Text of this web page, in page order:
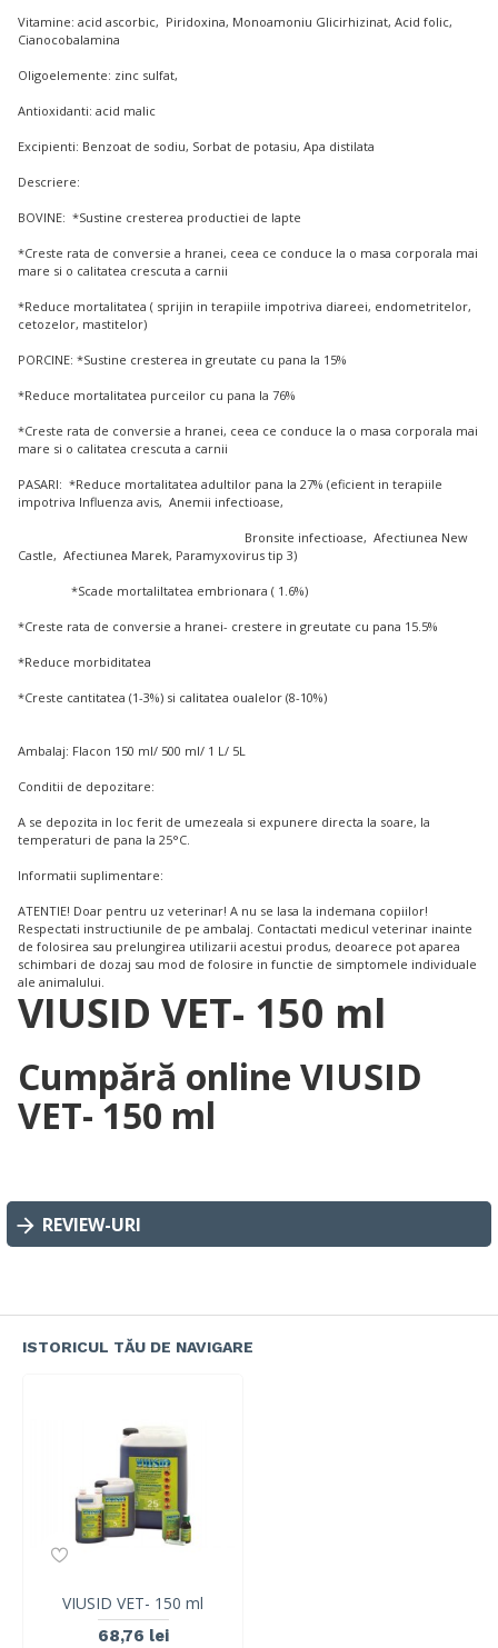
Vitamine: acid ascorbic, Piridoxina, Monoamoniu Glicirhizinat, Acid folic,
Cianocobalamina
Oligoelemente: zinc sulfat,
Antioxidanti: acid malic
Excipienti: Benzoat de sodiu, Sorbat de potasiu, Apa distilata
Descriere:
BOVINE: *Sustine cresterea productiei de lapte
*Creste rata de conversie a hranei, ceea ce conduce la o masa corporala mai
mare si o calitatea crescuta a carnii
*Reduce mortalitatea ( sprijin in terapiile impotriva diareei, endometritelor,
cetozelor, mastitelor)
PORCINE: *Sustine cresterea in greutate cu pana la 15%
*Reduce mortalitatea purceilor cu pana la 76%
*Creste rata de conversie a hranei, ceea ce conduce la o masa corporala mai
mare si o calitatea crescuta a carnii
PASARI: *Reduce mortalitatea adultilor pana la 27% (eficient in terapiile
impotriva Influenza avis, Anemii infectioase,
Bronsite infectioase, Afectiunea New
Castle, Afectiunea Marek, Paramyxovirus tip 3)
*Scade mortaliltatea embrionara ( 1.6%)
*Creste rata de conversie a hranei- crestere in greutate cu pana 15.5%
*Reduce morbiditatea
*Creste cantitatea (1-3%) si calitatea oualelor (8-10%)
Ambalaj: Flacon 150 ml/ 500 ml/ 1 L/ 5L
Conditii de depozitare:
A se depozita in loc ferit de umezeala si expunere directa la soare, la
temperaturi de pana la 25°C.
Informatii suplimentare:
ATENTIE! Doar pentru uz veterinar! A nu se lasa la indemana copiilor!
Respectati instructiunile de pe ambalaj. Contactati medicul veterinar inainte
de folosirea sau prelungirea utilizarii acestui produs, deoarece pot aparea
schimbari de dozaj sau mod de folosire in functie de simptomele individuale
ale animalului.
VIUSID VET- 150 ml
Cumpără online VIUSID
VET- 150 ml
REVIEW-URI
ISTORICUL TĂU DE NAVIGARE
VIUSID VET- 150 ml
68,76 lei